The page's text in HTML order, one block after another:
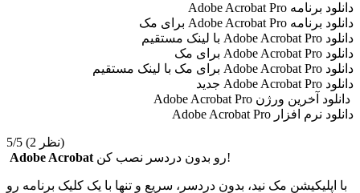
دانلود برنامه Adobe Acrobat Pro
دانلود برنامه Adobe Acrobat Pro برای مک
دانلود Adobe Acrobat Pro با لینک مستقیم
دانلود Adobe Acrobat Pro برای مک
دانلود Adobe Acrobat Pro برای مک با لینک مستقیم
دانلود Adobe Acrobat Pro جدید
دانلود آخرین ورژن Adobe Acrobat Pro
دانلود نرم افزار Adobe Acrobat Pro
5/5
(2 نظر)
Adobe Acrobat
رو بدون دردسر نصب کن!
با اپلیکیشن مک نید، بدون دردسر، سریع و تنها با یک کلیک برنامه رو